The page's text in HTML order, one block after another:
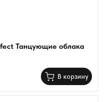
Танцующие облака
В корзину